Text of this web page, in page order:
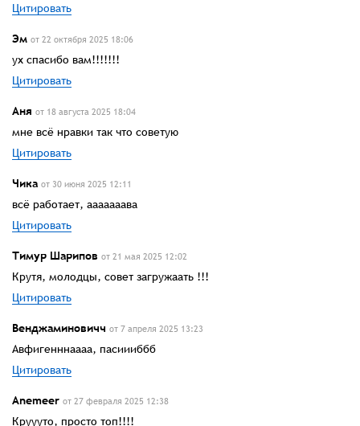
Цитировать
Эм от 22 октября 2025 18:06
ух спасибо вам!!!!!!!
Цитировать
Аня от 18 августа 2025 18:04
мне всё нравки так что советую
Цитировать
Чика от 30 июня 2025 12:11
всё работает, ааааааава
Цитировать
Тимур Шарипов от 21 мая 2025 12:02
Крутя, молодцы, совет загружаать !!!
Цитировать
Венджаминовичч от 7 апреля 2025 13:23
Авфигенннаааа, пасиииббб
Цитировать
Anemeer от 27 февраля 2025 12:38
Круууто, просто топ!!!!